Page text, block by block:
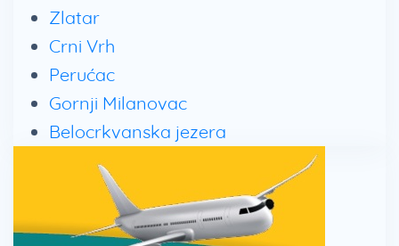
Zlatar
Crni Vrh
Perućac
Gornji Milanovac
Belocrkvanska jezera